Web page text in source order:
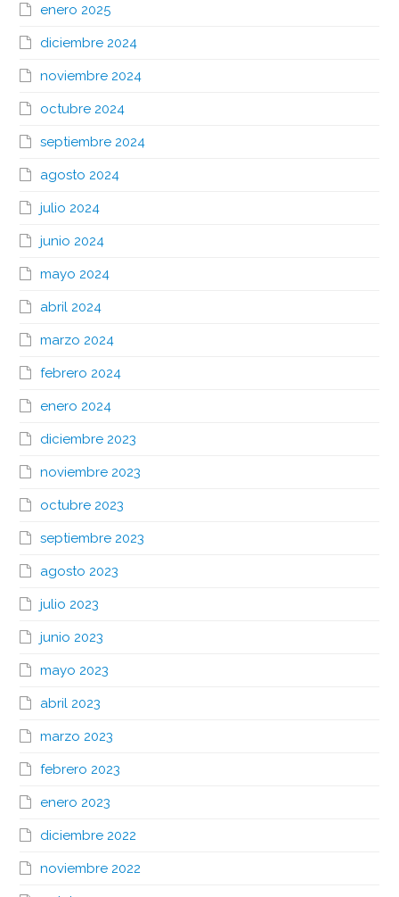
enero 2025
diciembre 2024
noviembre 2024
octubre 2024
septiembre 2024
agosto 2024
julio 2024
junio 2024
mayo 2024
abril 2024
marzo 2024
febrero 2024
enero 2024
diciembre 2023
noviembre 2023
octubre 2023
septiembre 2023
agosto 2023
julio 2023
junio 2023
mayo 2023
abril 2023
marzo 2023
febrero 2023
enero 2023
diciembre 2022
noviembre 2022